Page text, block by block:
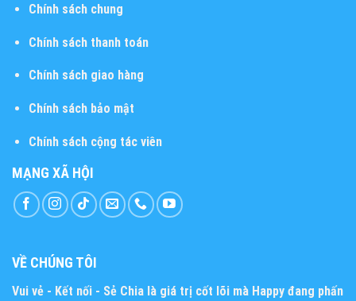
Chính sách chung
Chính sách thanh toán
Chính sách giao hàng
Chính sách bảo mật
Chính sách cộng tác viên
MẠNG XÃ HỘI
VỀ CHÚNG TÔI
Vui vẻ - Kết nối - Sẻ Chia là giá trị cốt lõi mà Happy đang phấn